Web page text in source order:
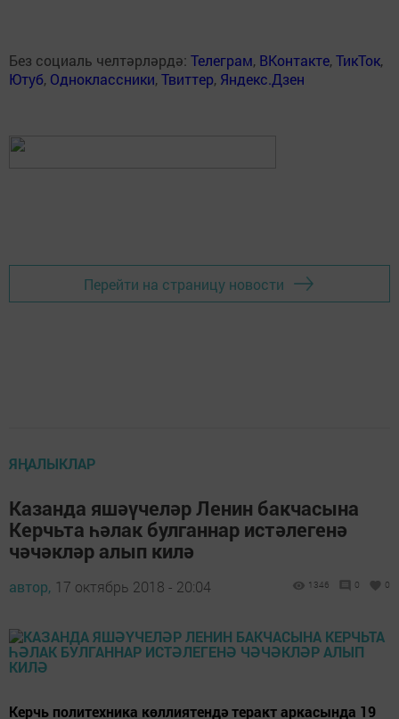
Без социаль челтәрләрдә: Телеграм, ВКонтакте,ТикТок,
Ютуб, Одноклассники,Твиттер, Яндекс.Дзен
Перейти на страницу новости
ЯҢАЛЫКЛАР
Казанда яшәүчеләр Ленин бакчасына
Керчьта һәлак булганнар истәлегенә
чәчәкләр алып килә
автор, 17 октябрь 2018 - 20:04 1346 0 0
Керчь политехника көллиятендә теракт аркасында 19